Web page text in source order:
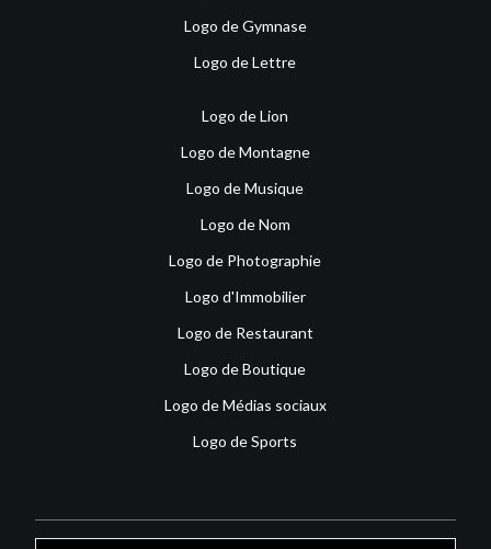
Logo de Gymnase
Logo de Lettre
Logo de Lion
Logo de Montagne
Logo de Musique
Logo de Nom
Logo de Photographie
Logo d'Immobilier
Logo de Restaurant
Logo de Boutique
Logo de Médias sociaux
Logo de Sports